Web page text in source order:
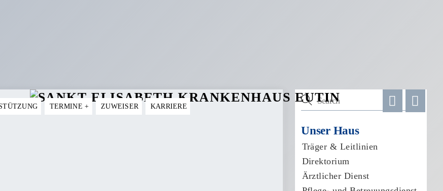
TERMINE+ ZUWEISER KARRIERE
Unser Haus
Träger & Leitlinien
Direktorium
Ärztlicher Dienst